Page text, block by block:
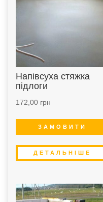
Напівсуха стяжка
підлоги
172,00 грн
ЗАМОВИТИ
ДЕТАЛЬНІШЕ